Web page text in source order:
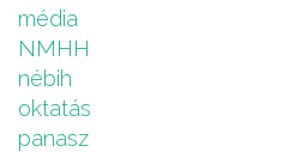
média
NMHH
nébih
oktatás
panasz